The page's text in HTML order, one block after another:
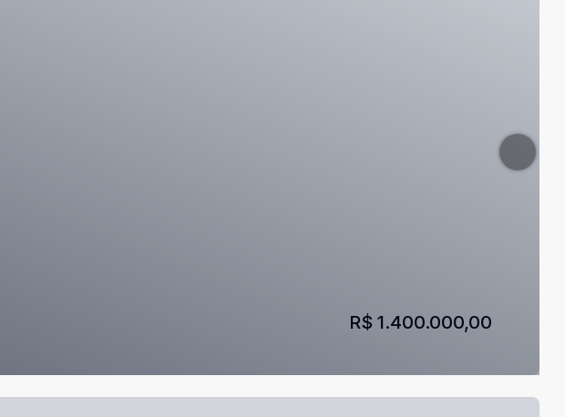
R$ 1.400.000,00